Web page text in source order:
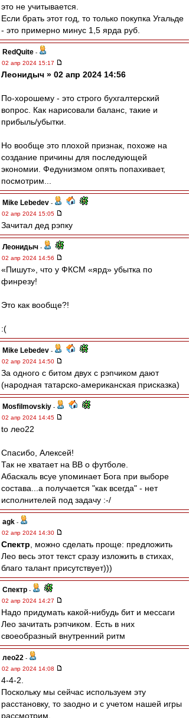
это не учитывается.
Если брать этот год, то только покупка Угальде
- это примерно минус 1,5 ярда руб.
RedQuite -
02 апр 2024 15:17
Леонидыч » 02 апр 2024 14:56
По-хорошему - это строго бухгалтерский
вопрос. Как нарисовали баланс, такие и
прибыль/убытки.
Но вообще это плохой признак, похоже на
создание причины для последующей
экономии. Федунизмом опять попахивает,
посмотрим...
Mike Lebedev -
02 апр 2024 15:05
Зачитал дед рэпку
Леонидыч -
02 апр 2024 14:56
«Пишут», что у ФКСМ «ярд» убытка по
финрезу!
Это как вообще?!
:(
Mike Lebedev -
02 апр 2024 14:50
За одного с битом двух с рэпчиком дают
(народная татарско-американская присказка)
Mosfilmovskiy -
02 апр 2024 14:45
to лео22
Спасибо, Алексей!
Так не хватает на ВВ о футболе.
Абаскаль всуе упоминает Бога при выборе
состава...а получается "как всегда" - нет
исполнителей под задачу :-/
agk -
02 апр 2024 14:30
Спектр , можно сделать проще: предложить
Лео весь этот текст сразу изложить в стихах,
благо талант присутствует)))
Спектр -
02 апр 2024 14:27
Надо придумать какой-нибудь бит и мессаги
Лео зачитать рэпчиком. Есть в них
своеобразный внутренний ритм
лео22 -
02 апр 2024 14:08
4-4-2.
Поскольку мы сейчас используем эту
расстановку, то заодно и с учетом нашей игры
рассмотрим.